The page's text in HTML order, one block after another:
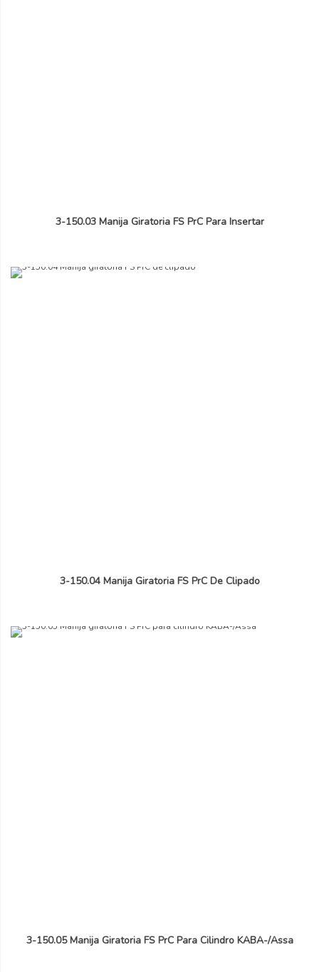
3-150.03 Manija Giratoria FS PrC Para Insertar
3-150.04 Manija Giratoria FS PrC De Clipado
3-150.05 Manija Giratoria FS PrC Para Cilindro KABA-/Assa